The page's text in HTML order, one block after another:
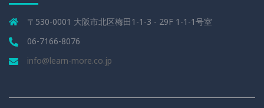
〒530-0001 大阪市北区梅田1-1-3 - 29F 1-1-1号室
06-7166-8076
info@learn-more.co.jp